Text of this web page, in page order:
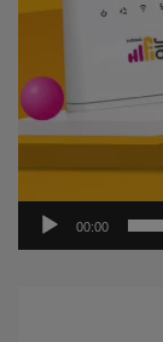
00:00